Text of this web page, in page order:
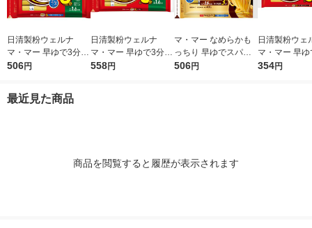
日清製粉ウェルナ
マ・マー 早ゆで3分ス
パゲティ2/3サイズ1.6
506円
日清製粉ウェルナ
マ・マー 早ゆで3分ス
パゲティ 1.6mm チャ
558円
マ・マー なめらかも
っちり 早ゆでスパゲ
ティ 2/3サイズ チャッ
506円
日清製粉ウェ
マ・マー 早
ゲティ
354円
最近見た商品
商品を閲覧すると履歴が表示されます